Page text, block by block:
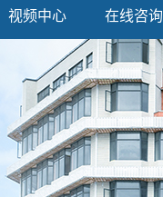
视频中心 在线咨询